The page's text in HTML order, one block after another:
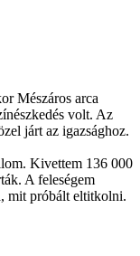
Mészáros arca
volt. Az
járt az igazsághoz.
Kivettem 136 000
A feleségem
mit próbált eltitkolni.